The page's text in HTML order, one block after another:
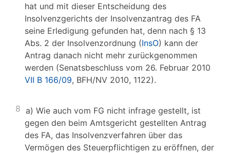
hat und mit dieser Entscheidung des
Insolvenzgerichts der Insolvenzantrag des FA
seine Erledigung gefunden hat, denn nach § 13
Abs. 2 der Insolvenzordnung (InsO) kann der
Antrag danach nicht mehr zurückgenommen
werden (Senatsbeschluss vom 26. Februar 2010
VII B 166/09, BFH/NV 2010, 1122).
8 a) Wie auch vom FG nicht infrage gestellt, ist
gegen den beim Amtsgericht gestellten Antrag
des FA, das Insolvenzverfahren über das
Vermögen des Steuerpflichtigen zu eröffnen, der